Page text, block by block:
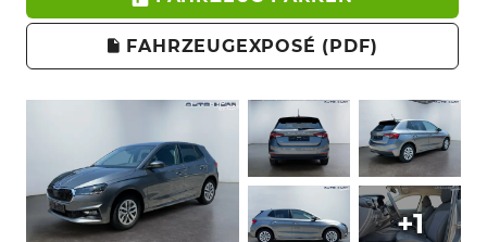
FAHRZEUGEXPOSÉ (PDF)
+1